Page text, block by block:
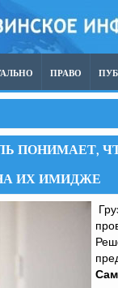
ПРАВО
ПОНИМАЕТ,
ИХ ИМИДЖЕ